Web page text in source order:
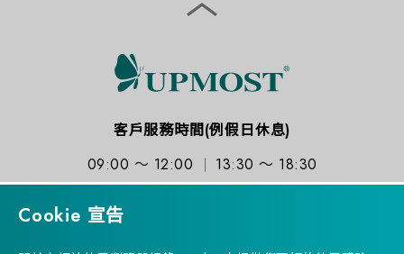
客戶服務時間(例假日休息)
09:00 ～ 12:00
13:30 ～ 18:30
Cookie 宣告